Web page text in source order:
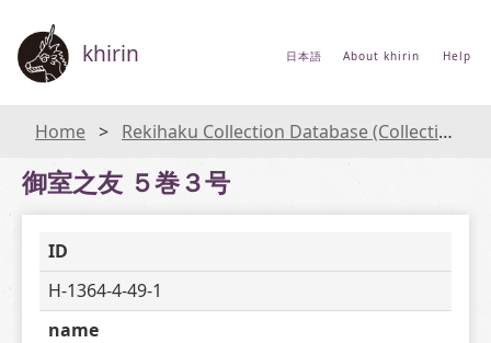
khirin 日本語 About khirin Help
Home Rekihaku Collection Database (Collections Database of the National Museum of Japanese History)
御室之友 ５巻３号
ID
H-1364-4-49-1
name